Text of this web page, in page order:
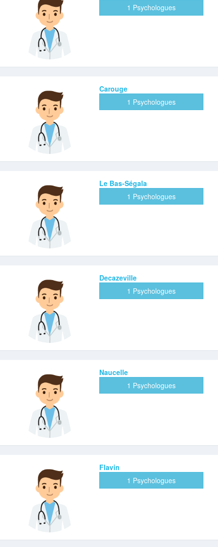
1 Psychologues
Carouge
1 Psychologues
Le Bas-Ségala
1 Psychologues
Decazeville
1 Psychologues
Naucelle
1 Psychologues
Flavin
1 Psychologues